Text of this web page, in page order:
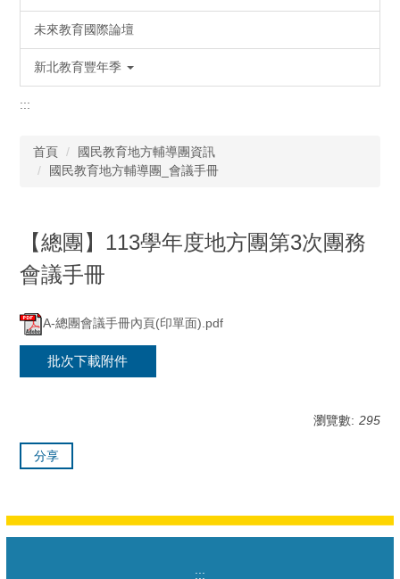
未來教育國際論壇
新北教育豐年季
:::
首頁
國民教育地方輔導團資訊
國民教育地方輔導團_會議手冊
【總團】113學年度地方團第3次團務
會議手冊
A-總團會議手冊內頁(印單面).pdf
批次下載附件
瀏覽數: 295
分享
:::